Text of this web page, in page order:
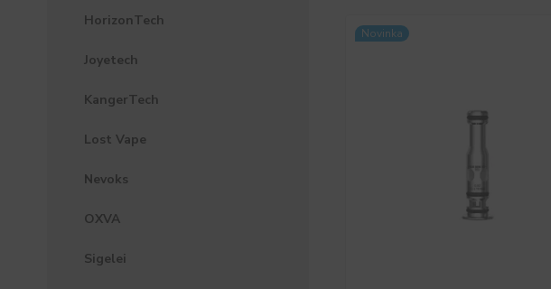
HorizonTech
Joyetech
KangerTech
Lost Vape
Nevoks
OXVA
Sigelei
Novinka